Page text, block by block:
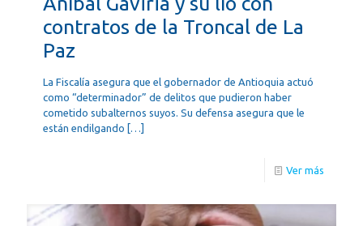
contratos de la Troncal de La
Paz
La Fiscalía asegura que el gobernador de Antioquia actuó
como “determinador” de delitos que pudieron haber
cometido subalternos suyos. Su defensa asegura que le
están endilgando […]
Ver más